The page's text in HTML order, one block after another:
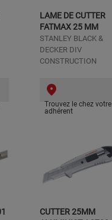
LAME DE CUTTER
FATMAX 25 MM
STANLEY BLACK &
DECKER DIV
CONSTRUCTION
Trouvez le chez votre
adhérent
CUTTER 25MM